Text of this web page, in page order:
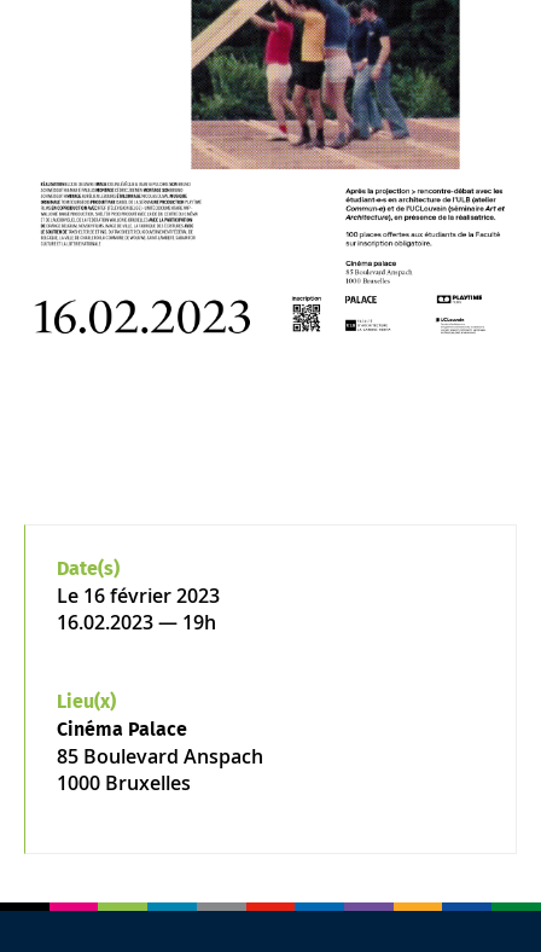
Date(s)
Le16 février 2023
16.02.2023 — 19h
Lieu(x)
Cinéma Palace
85 Boulevard Anspach
1000 Bruxelles